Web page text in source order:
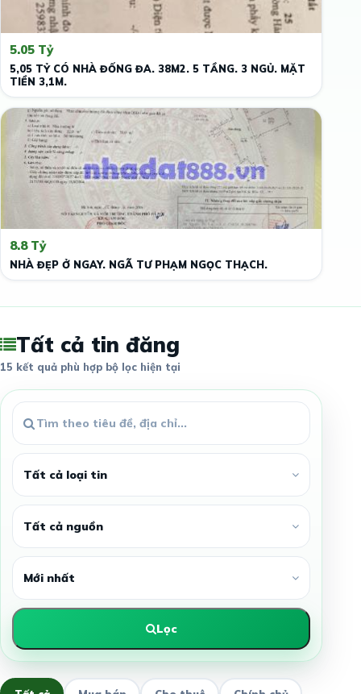
5.05 Tỷ
5,05 TỶ CÓ NHÀ ĐỐNG ĐA. 38M2. 5 TẦNG. 3 NGỦ. MẶT
TIỀN 3,1M.
8.8 Tỷ
NHÀ ĐẸP Ở NGAY. NGÃ TƯ PHẠM NGỌC THẠCH.
Tất cả tin đăng
15 kết quả phù hợp bộ lọc hiện tại
Lọc